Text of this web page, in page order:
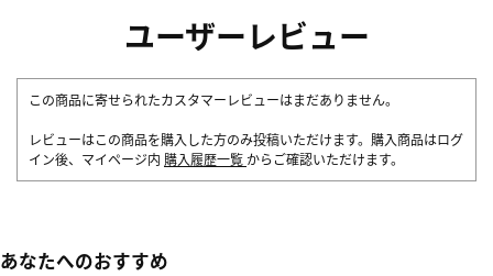
ユーザーレビュー
この商品に寄せられたカスタマーレビューはまだありません。
レビューはこの商品を購入した方のみ投稿いただけます。購入商品はログ
イン後、マイページ内 購入履歴一覧 からご確認いただけます。
あなたへのおすすめ